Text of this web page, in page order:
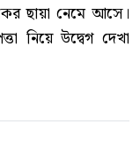
ছায়া নেমে আসে।
নিয়ে উদ্বেগ দেখা